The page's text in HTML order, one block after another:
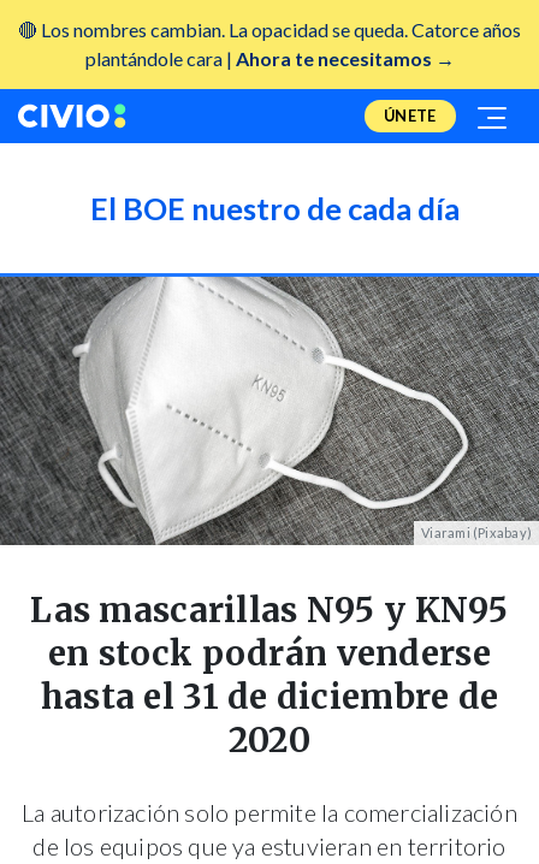
🔴 Los nombres cambian. La opacidad se queda. Catorce años
plantándole cara | Ahora te necesitamos →
ÚNETE
El BOE nuestro de cada día
Viarami (Pixabay)
Las mascarillas N95 y KN95
en stock podrán venderse
hasta el 31 de diciembre de
2020
La autorización solo permite la comercialización
de los equipos que ya estuvieran en territorio